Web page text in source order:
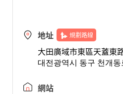
地址 規劃路線
大田廣域市東區天蓋東
대전광역시 동구 천개
網站